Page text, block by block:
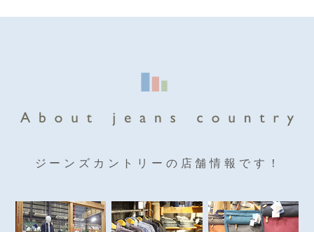
ジーンズカントリーの店舗情報です！